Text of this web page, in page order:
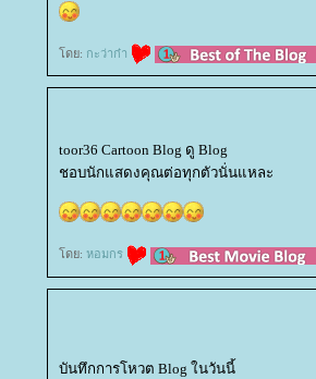
ดย: กะว่าก๋า
toor36 Cartoon Blog ดู Blog
ชอบนักแสดงคุณต่อทุกตัวนั่นแหละ
ดย: หอมกร
บันทึกการโหวต Blog ในวันนี้